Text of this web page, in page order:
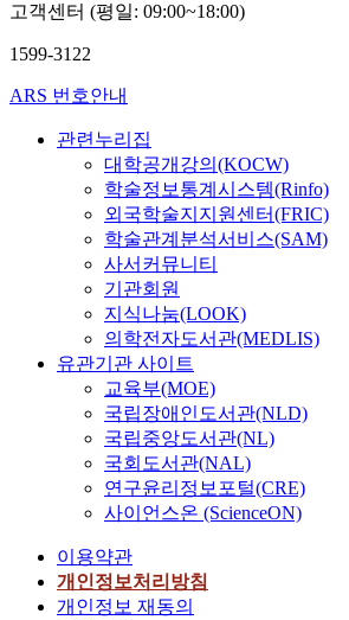
고객센터 (평일: 09:00~18:00)
1599-3122
ARS 번호안내
관련누리집
대학공개강의(KOCW)
학술정보통계시스템(Rinfo)
외국학술지지원센터(FRIC)
학술관계분석서비스(SAM)
사서커뮤니티
기관회원
지식나눔(LOOK)
의학전자도서관(MEDLIS)
유관기관 사이트
교육부(MOE)
국립장애인도서관(NLD)
국립중앙도서관(NL)
국회도서관(NAL)
연구윤리정보포털(CRE)
사이언스온 (ScienceON)
이용약관
개인정보처리방침
개인정보 재동의